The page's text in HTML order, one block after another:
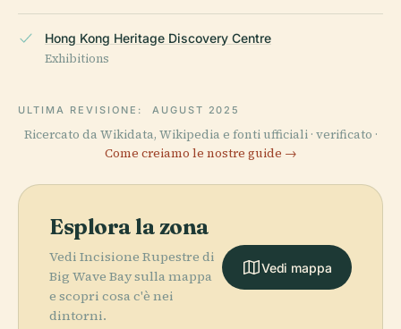
Hong Kong Heritage Discovery Centre
Exhibitions
ULTIMA REVISIONE: AUGUST 2025
Ricercato da Wikidata, Wikipedia e fonti ufficiali · verificato ·
Come creiamo le nostre guide →
Esplora la zona
Vedi Incisione Rupestre di
Big Wave Bay sulla mappa
e scopri cosa c'è nei
dintorni.
Vedi mappa